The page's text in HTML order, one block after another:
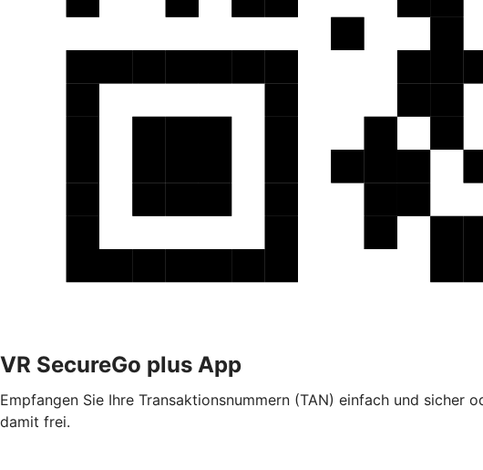
VR SecureGo plus App
Empfangen Sie Ihre Transaktionsnummern (TAN) einfach und
damit frei.